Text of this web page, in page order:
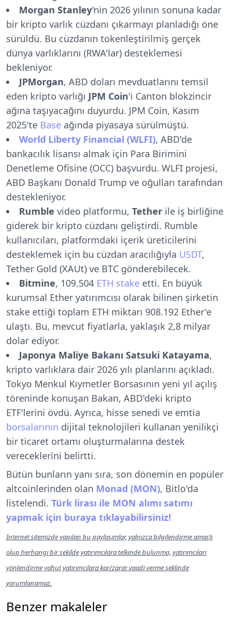
Morgan Stanley'nin 2026 yılının sonuna kadar
bir kripto varlık cüzdanı çıkarmayı planladığı öne
sürüldü. Bu cüzdanın tokenleştirilmiş gerçek
dünya varlıklarını (RWA'lar) desteklemesi
bekleniyor.
JPMorgan, ABD doları mevduatlarını temsil
eden kripto varlığı JPM Coin'i Canton blokzincir
ağına taşıyacağını duyurdu. JPM Coin, Kasım
2025'te Base ağında piyasaya sürülmüştü.
World Liberty Financial (WLFI), ABD'de
bankacılık lisansı almak için Para Birimini
Denetleme Ofisine (OCC) başvurdu. WLFI projesi,
ABD Başkanı Donald Trump ve oğulları tarafından
destekleniyor.
Rumble video platformu, Tether ile iş birliğine
giderek bir kripto cüzdanı geliştirdi. Rumble
kullanıcıları, platformdaki içerik üreticilerini
desteklemek için bu cüzdan aracılığıyla USDT,
Tether Gold (XAUt) ve BTC gönderebilecek.
Bitmine, 109.504 ETH stake etti. En büyük
kurumsal Ether yatırımcısı olarak bilinen şirketin
stake ettiği toplam ETH miktarı 908.192 Ether'e
ulaştı. Bu, mevcut fiyatlarla, yaklaşık 2,8 milyar
dolar ediyor.
Japonya Maliye Bakanı Satsuki Katayama,
kripto varlıklara dair 2026 yılı planlarını açıkladı.
Tokyo Menkul Kıymetler Borsasının yeni yıl açılış
töreninde konuşan Bakan, ABD'deki kripto
ETF'lerini övdü. Ayrıca, hisse senedi ve emtia
borsalarının dijital teknolojileri kullanan yenilikçi
bir ticaret ortamı oluşturmalarına destek
vereceklerini belirtti.
Bütün bunların yanı sıra, son dönemin en popüler
altcoinlerinden olan Monad (MON), Bitlo'da
listelendi. Türk lirası ile MON alımı satımı
yapmak için buraya tıklayabilirsiniz!
İnternet sitemizde yapılan bu paylaşımlar, yalnızca bilgilendirme amaçlı
olup herhangi bir şekilde yatırımcılara telkinde bulunma, yatırımcıları
yönlendirme yahut yatırımcılara kar/zarar vaadi verme şeklinde
yorumlanamaz.
Benzer makaleler